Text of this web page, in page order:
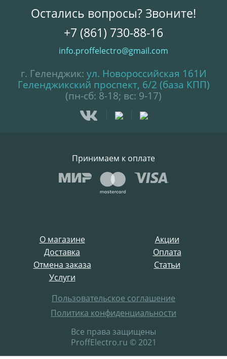
О магазине
Акции
Доставка
Оплата
Отмена заказа
Статьи
Услуги
Пользовательское соглашение
Политика конфиденциальности
Все права защищены
ProffElectro.ru © 2021
Остались вопросы? Звоните!
+7 (861) 730-88-16
info.proffelectro@gmail.com
г. Геленджик: ул. Новороссийская 161И
Геленджикский проспект, 6/2 (база КПП)
(пн-сб: 8-18; вс: 9-17)
Принимаем к оплате